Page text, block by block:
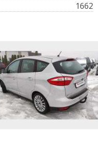
1662